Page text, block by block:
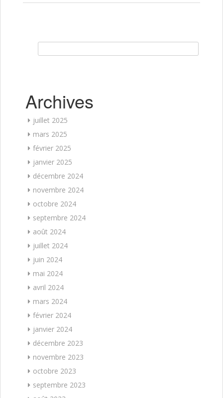
Archives
juillet 2025
mars 2025
février 2025
janvier 2025
décembre 2024
novembre 2024
octobre 2024
septembre 2024
août 2024
juillet 2024
juin 2024
mai 2024
avril 2024
mars 2024
février 2024
janvier 2024
décembre 2023
novembre 2023
octobre 2023
septembre 2023